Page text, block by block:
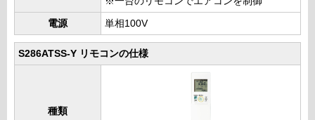
電源 単相100V
S286ATSS-Y リモコンの仕様
種類